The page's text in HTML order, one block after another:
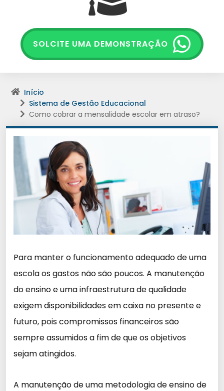
SOLCITE UMA DEMONSTRAÇÃO
Início
Sistema de Gestão Educacional
Como cobrar a mensalidade escolar em atraso?
Para manter o funcionamento adequado de uma
escola os gastos não são poucos. A manutenção
do ensino e uma infraestrutura de qualidade
exigem disponibilidades em caixa no presente e
futuro, pois compromissos financeiros são
sempre assumidos a fim de que os objetivos
sejam atingidos.
A manutenção de uma metodologia de ensino de